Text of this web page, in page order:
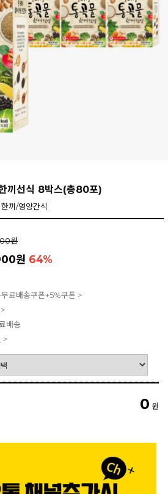
끼선식 8박스(총80포)
끼/영양간식
원
원 64%
료배송쿠폰+5%쿠폰 >
배송
>
0 원